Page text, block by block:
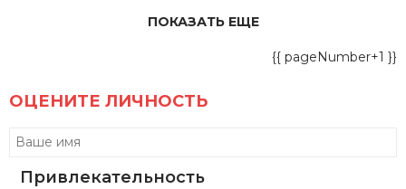
ПОКАЗАТЬ ЕЩЕ
{{ pageNumber+1 }}
ОЦЕНИТЕ ЛИЧНОСТЬ
Привлекательность